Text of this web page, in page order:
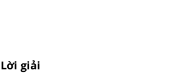
Lời giải